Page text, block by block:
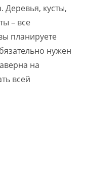
кусты,
– все
планируете
нужен
на
всей